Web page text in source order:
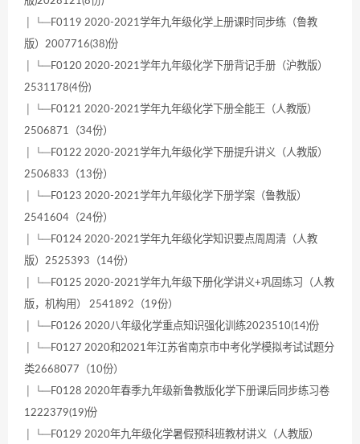
│ └─F0119 2020-2021学年九年级化学上册课时同步练（鲁教
版）2007716(38)份
│ └─F0120 2020-2021学年九年级化学下册背记手册（沪教版）
2531178(4份)
│ └─F0121 2020-2021学年九年级化学下册全能王（人教版）
2506871（34份）
│ └─F0122 2020-2021学年九年级化学下册提升讲义（人教版）
2506833（13份）
│ └─F0123 2020-2021学年九年级化学下册学案（鲁教版）
2541604（24份）
│ └─F0124 2020-2021学年九年级化学知识要点周周清（人教
版）2525393（14份）
│ └─F0125 2020-2021学年九年级下册化学讲义+巩固练习（人教
版，机构用） 2541892（19份）
│ └─F0126 2020八年级化学重点知识强化训练2023510(14)份
│ └─F0127 2020和2021年江苏省南京市中考化学模拟考试试题分
类2668077（10份）
│ └─F0128 2020年春季九年级新鲁教版化学下册课后同步练习卷
1222379(19)份
│ └─F0129 2020年九年级化学暑假预科班教材讲义（人教版）